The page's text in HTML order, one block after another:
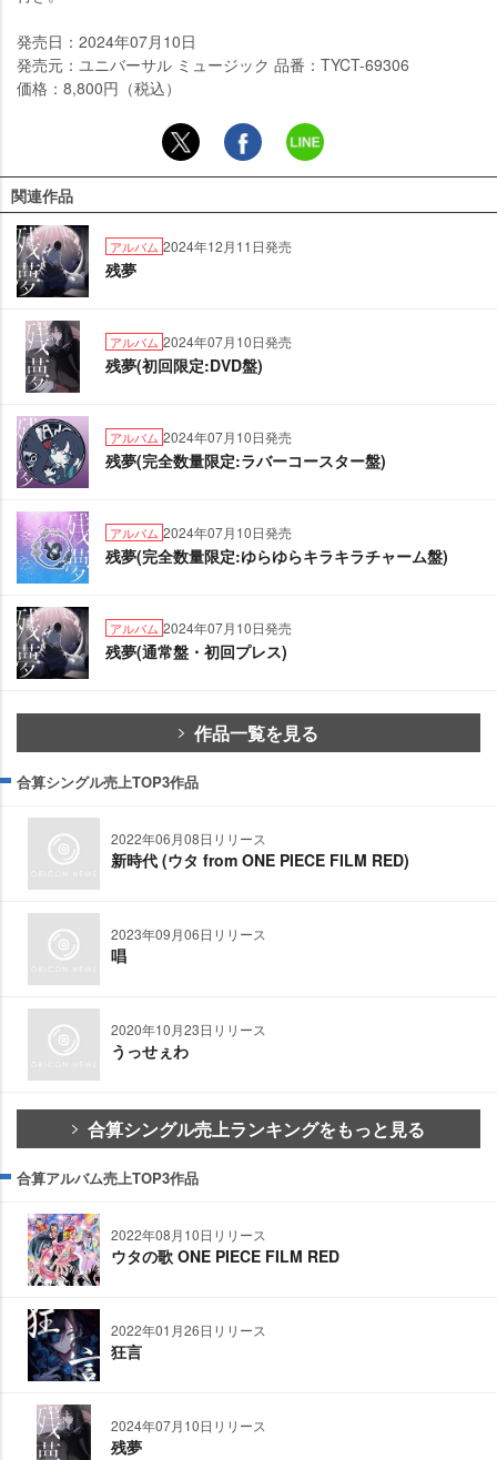
発売日：2024年07月10日
発売元：ユニバーサル ミュージック 品番：TYCT-69306
価格：8,800円（税込）
関連作品
アルバム 2024年12月11日発売
残夢
アルバム 2024年07月10日発売
残夢(初回限定:DVD盤)
アルバム 2024年07月10日発売
残夢(完全数量限定:ラバーコースター盤)
アルバム 2024年07月10日発売
残夢(完全数量限定:ゆらゆらキラキラチャーム盤)
アルバム 2024年07月10日発売
残夢(通常盤・初回プレス)
作品一覧を見る
合算シングル売上TOP3作品
2022年06月08日リリース
新時代 (ウタ from ONE PIECE FILM RED)
2023年09月06日リリース
唱
2020年10月23日リリース
うっせぇわ
合算シングル売上ランキングをもっと見る
合算アルバム売上TOP3作品
2022年08月10日リリース
ウタの歌 ONE PIECE FILM RED
2022年01月26日リリース
狂言
2024年07月10日リリース
残夢